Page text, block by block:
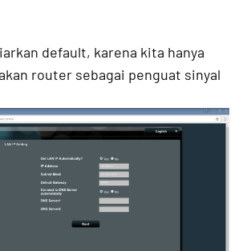
default, karena kita hanya
router sebagai penguat sinyal